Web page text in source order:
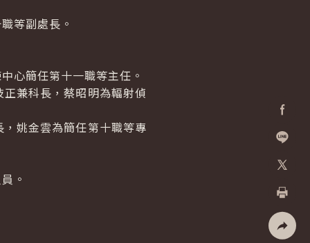
加入好
列印
等副處長。
心簡任第十一職等主任。
兼科長，蔡昭明為輻射偵
姚金雲為簡任第十職等專
。